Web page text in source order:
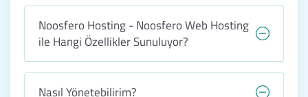
Noosfero Hosting - Noosfero Web Hosting
ile Hangi Özellikler Sunuluyor?
Nasıl Yönetebilirim?